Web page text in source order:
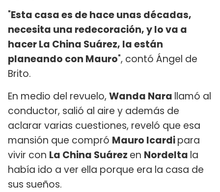
"Esta casa es de hace unas décadas,
necesita una redecoración, y lo va a
hacer La China Suárez, la están
planeando con Mauro", contó Ángel de
Brito.
En medio del revuelo, Wanda Nara llamó al
conductor, salió al aire y además de
aclarar varias cuestiones, reveló que esa
mansión que compró Mauro Icardipara
vivir con La China Suárez en Nordelta la
había ido a ver ella porque era la casa de
sus sueños.